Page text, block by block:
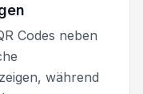
Codes neben
während